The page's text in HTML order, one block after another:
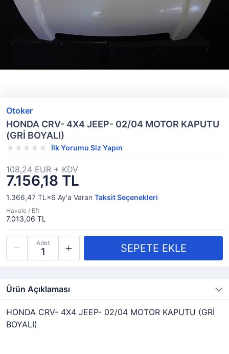
Otoker
HONDA CRV- 4X4 JEEP- 02/04 MOTOR KAPUTU
(GRİ BOYALI)
İlk Yorumu Siz Yapın
7.156,18 TL
108,24 EUR + KDV
1.366,47 TL×6 Ay'a Varan Taksit Seçenekleri
Havale / Eft
7.013,06 TL
Adet
Ürün Açıklaması
HONDA CRV- 4X4 JEEP- 02/04 MOTOR KAPUTU (GRİ
BOYALI)